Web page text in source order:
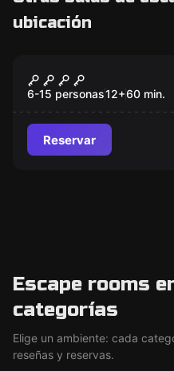
ubicación
Nuevo
La Herencia
6-15 personas12+60 min.
Reservar
Escape rooms
categorías
Elige un ambiente: cada
reseñas y reservas.